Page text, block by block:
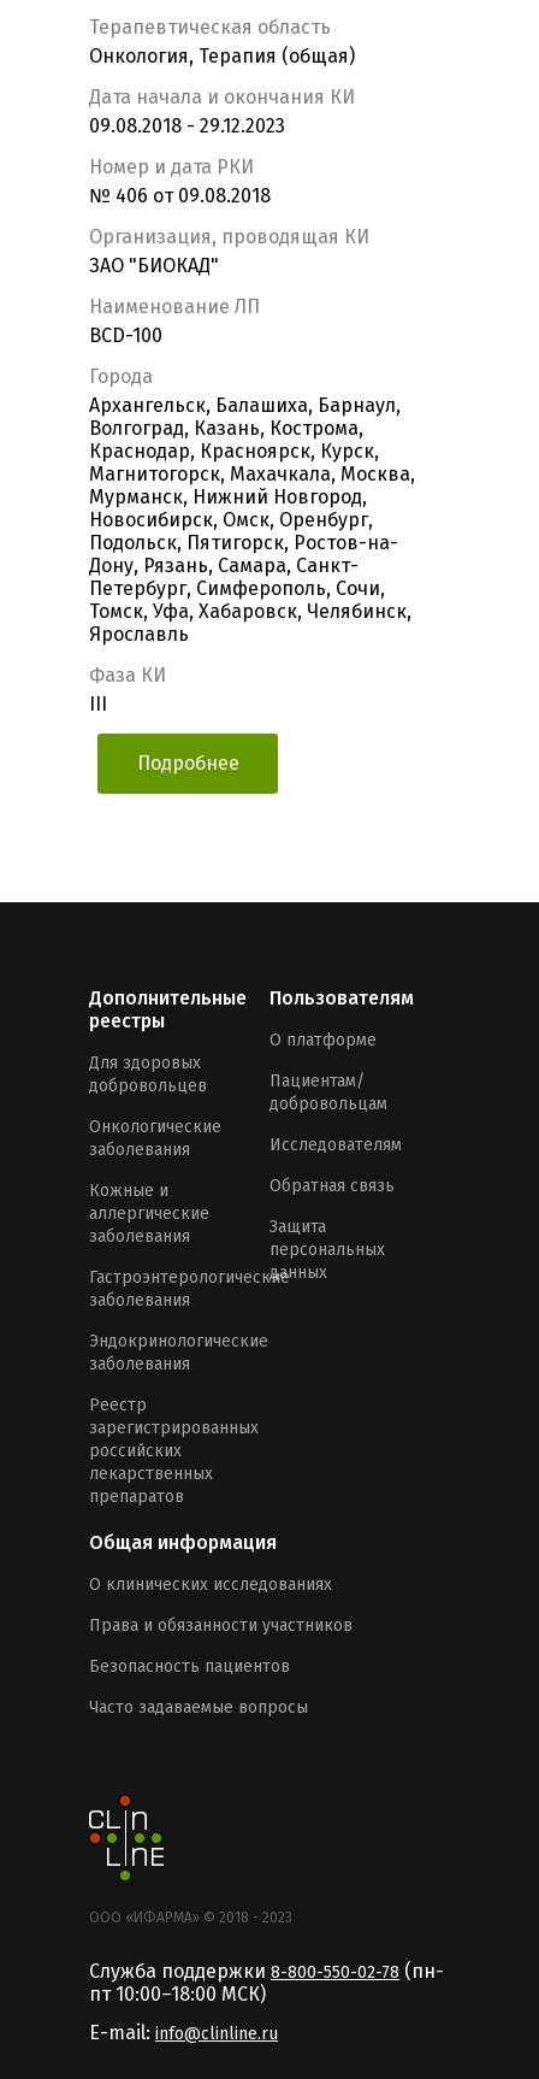
Терапевтическая область
Онкология, Терапия (общая)
Дата начала и окончания КИ
09.08.2018 - 29.12.2023
Номер и дата РКИ
№ 406 от 09.08.2018
Организация, проводящая КИ
ЗАО "БИОКАД"
Наименование ЛП
BCD-100
Города
Архангельск, Балашиха, Барнаул,
Волгоград, Казань, Кострома,
Краснодар, Красноярск, Курск,
Магнитогорск, Махачкала, Москва,
Мурманск, Нижний Новгород,
Новосибирск, Омск, Оренбург,
Подольск, Пятигорск, Ростов-на-
Дону, Рязань, Самара, Санкт-
Петербург, Симферополь, Сочи,
Томск, Уфа, Хабаровск, Челябинск,
Ярославль
Фаза КИ
Подробнее
Дополнительные
реестры
Для здоровых
добровольцев
Онкологические
заболевания
Кожные и
аллергические
заболевания
Гастроэнтерологические
заболевания
Эндокринологические
заболевания
Реестр
зарегистрированных
российских
лекарственных
препаратов
Пользователям
О платформе
Пациентам/
добровольцам
Исследователям
Обратная связь
Защита
персональных
данных
Общая информация
О клинических исследованиях
Права и обязанности участников
Безопасность пациентов
Часто задаваемые вопросы
ООО «ИФАРМА» © 2018 - 2023
Служба поддержки 8-800-550-02-78 (пн-
пт 10:00–18:00 MCК)
E-mail: info@clinline.ru